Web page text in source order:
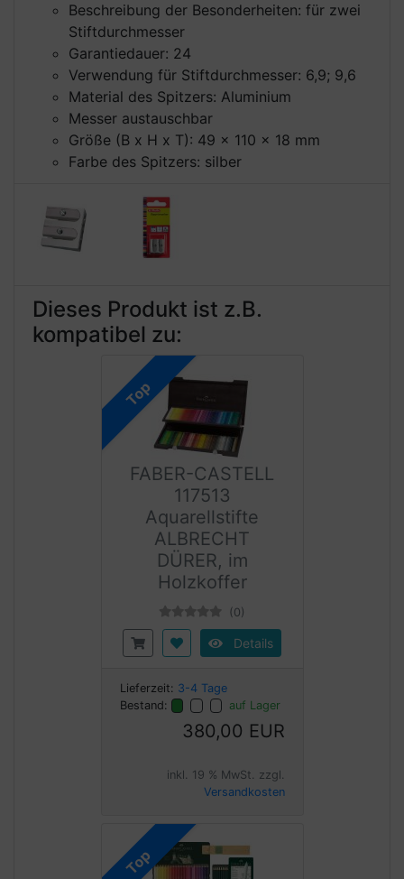
Beschreibung der Besonderheiten: für zwei
Stiftdurchmesser
Garantiedauer: 24
Verwendung für Stiftdurchmesser: 6,9; 9,6
Material des Spitzers: Aluminium
Messer austauschbar
Größe (B x H x T): 49 x 110 x 18 mm
Farbe des Spitzers: silber
Dieses Produkt ist z.B.
kompatibel zu:
Top
FABER-CASTELL
117513
Aquarellstifte
ALBRECHT
DÜRER, im
Holzkoffer
(0)
Details
Lieferzeit: 3-4 Tage
Bestand:
auf Lager
380,00 EUR
inkl. 19 % MwSt. zzgl.
Versandkosten
Top